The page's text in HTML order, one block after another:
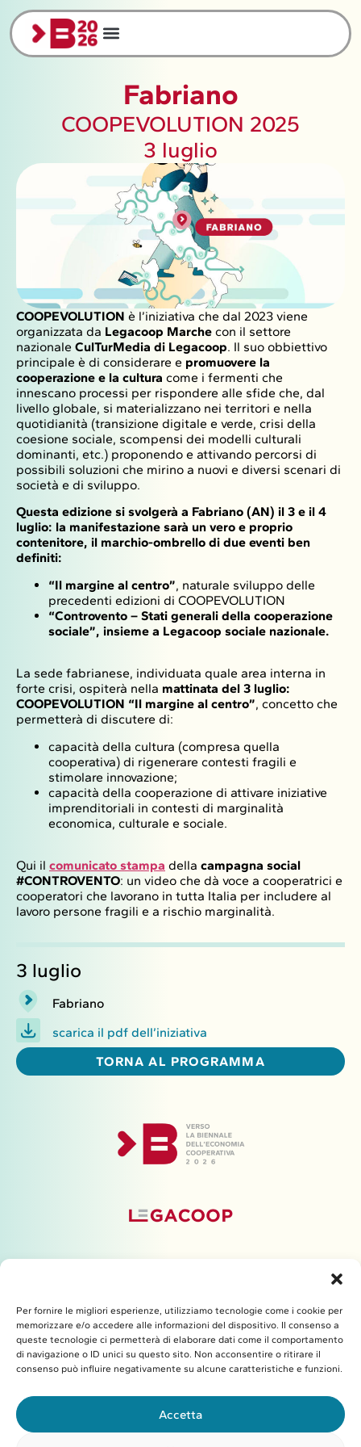
Per fornire le migliori esperienze, utilizziamo tecnologie come i cookie per
memorizzare e/o accedere alle informazioni del dispositivo. Il consenso a
queste tecnologie ci permetterà di elaborare dati come il comportamento
di navigazione o ID unici su questo sito. Non acconsentire o ritirare il
consenso può influire negativamente su alcune caratteristiche e funzioni.
Accetta
Fabriano
COOPEVOLUTION 2025
3 luglio
COOPEVOLUTION è l’iniziativa che dal 2023 viene
organizzata da Legacoop Marche con il settore
nazionale CulTurMedia di Legacoop. Il suo obbiettivo
principale è di considerare e promuovere la
cooperazione e la cultura come i fermenti che
innescano processi per rispondere alle sfide che, dal
livello globale, si materializzano nei territori e nella
quotidianità (transizione digitale e verde, crisi della
coesione sociale, scompensi dei modelli culturali
dominanti, etc.) proponendo e attivando percorsi di
possibili soluzioni che mirino a nuovi e diversi scenari di
società e di sviluppo.
Questa edizione si svolgerà a Fabriano (AN) il 3 e il 4
luglio: la manifestazione sarà un vero e proprio
contenitore, il marchio-ombrello di due eventi ben
definiti:
“Il margine al centro”, naturale sviluppo delle
precedenti edizioni di COOPEVOLUTION
“Controvento – Stati generali della cooperazione
sociale”, insieme a Legacoop sociale nazionale.
La sede fabrianese, individuata quale area interna in
forte crisi, ospiterà nella mattinata del 3 luglio:
COOPEVOLUTION “Il margine al centro”, concetto che
permetterà di discutere di:
capacità della cultura (compresa quella
cooperativa) di rigenerare contesti fragili e
stimolare innovazione;
capacità della cooperazione di attivare iniziative
imprenditoriali in contesti di marginalità
economica, culturale e sociale.
Qui il comunicato stampa della campagna social
#CONTROVENTO: un video che dà voce a cooperatrici e
cooperatori che lavorano in tutta Italia per includere al
lavoro persone fragili e a rischio marginalità.
3 luglio
Fabriano
scarica il pdf dell’iniziativa
TORNA AL PROGRAMMA
Con il contributo di